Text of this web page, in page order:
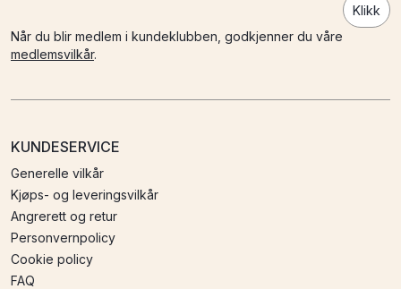
Klikk
Når du blir medlem i kundeklubben, godkjenner du våre
medlemsvilkår.
KUNDESERVICE
Generelle vilkår
Kjøps- og leveringsvilkår
Angrerett og retur
Personvernpolicy
Cookie policy
FAQ